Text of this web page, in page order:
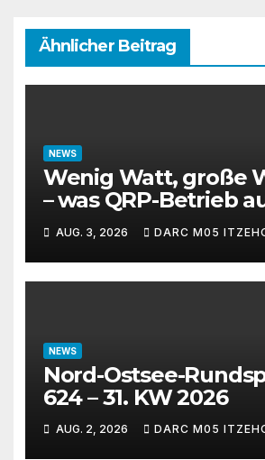
Ähnlicher Beitrag
NEWS
Wenig Watt, große
– was QRP-Betrieb
Kurzwelle wirklich
AUG. 3, 2026 DARC M05
NEWS
Nord-Ostsee-
624 – 31. KW 2026
AUG. 2, 2026 DARC M05